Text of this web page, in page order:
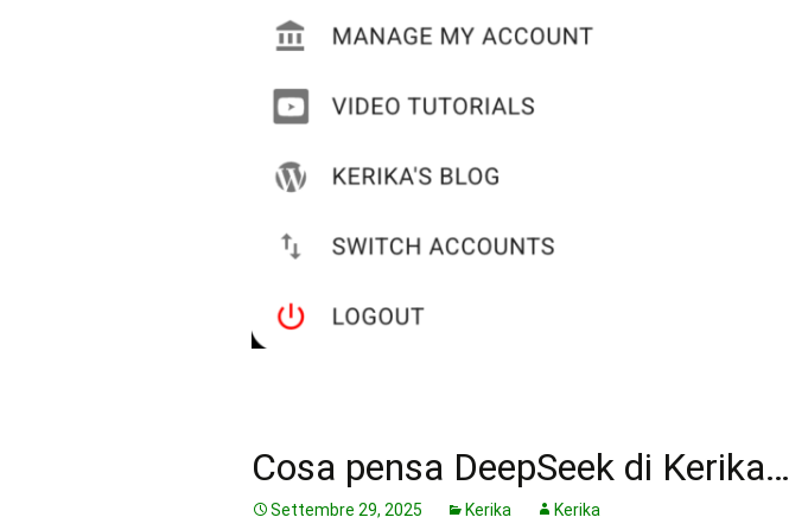
Cosa pensa DeepSeek di Kerika…
Settembre 29, 2025 Kerika Kerika